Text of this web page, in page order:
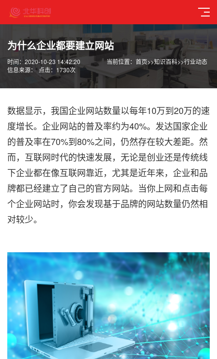
为什么企业都要建立网站
当前位置： 首页>>知识百科>>行业动态
时间：2020-10-23 14:42:20
信息来源： 点击：1730次
数据显示，我国企业网站数量以每年10万到20万的速
度增长。企业网站的普及率约为40%。发达国家企业
的普及率在70%到80%之间，仍然存在较大差距。然
而，互联网时代的快速发展，无论是创业还是传统线
下企业都在像互联网靠近，尤其是近年来，企业和品
牌都已经建立了自己的官方网站。当你上网和点击每
个企业网站时，你会发现基于品牌的网站数量仍然相
对较少。